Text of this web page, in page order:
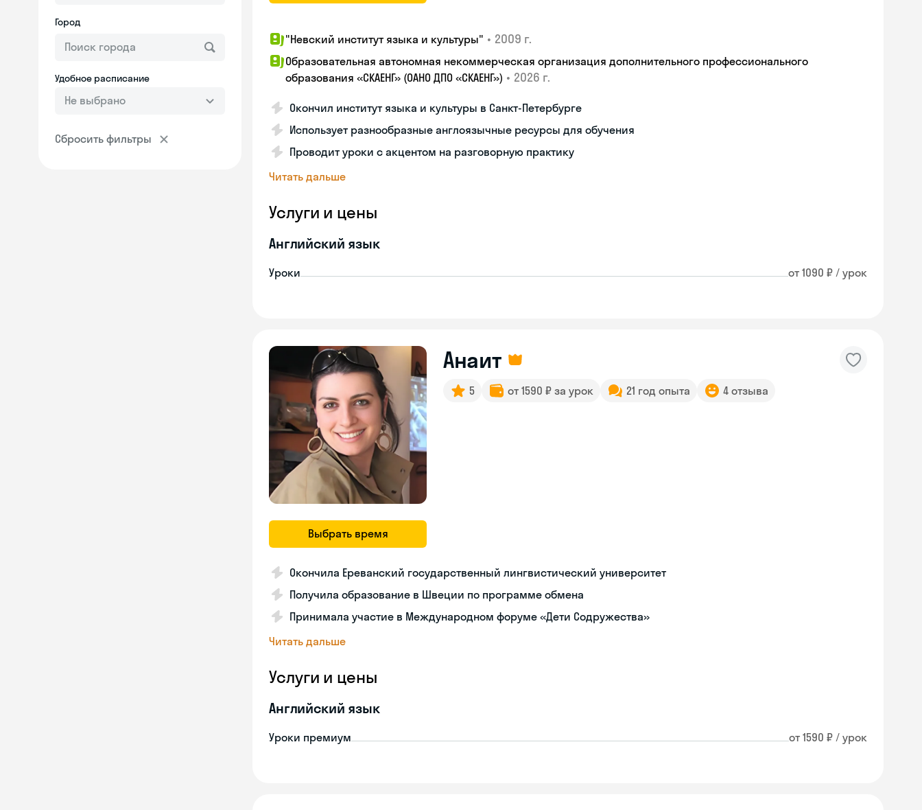
Город
Удобное расписание
Не выбрано
Сбросить фильтры
"Невский институт языка и культуры" • 2009 г.
Образовательная автономная некоммерческая организация дополнительного профессионального
образования «СКАЕНГ» (ОАНО ДПО «СКАЕНГ») • 2026 г.
Окончил институт языка и культуры в Санкт-Петербурге
Использует разнообразные англоязычные ресурсы для обучения
Проводит уроки с акцентом на разговорную практику
Читать дальше
Услуги и цены
Английский язык
Уроки от 1090 ₽ / урок
Выбрать время
Анаит
5 от 1590 ₽ за урок 21 год опыта 4 отзыва
Окончила Ереванский государственный лингвистический университет
Получила образование в Швеции по программе обмена
Принимала участие в Международном форуме «Дети Содружества»
Читать дальше
Услуги и цены
Английский язык
Уроки премиум от 1590 ₽ / урок